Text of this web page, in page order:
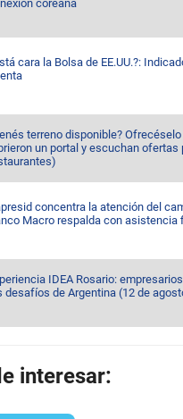
coreana
cara la Bolsa de EE.UU.?:
terreno disponible?
un portal y escuchan ofertas
concentra la atención del
Macro respalda con asistencia
IDEA Rosario:
desafíos de Argentina (12 de
interesar: